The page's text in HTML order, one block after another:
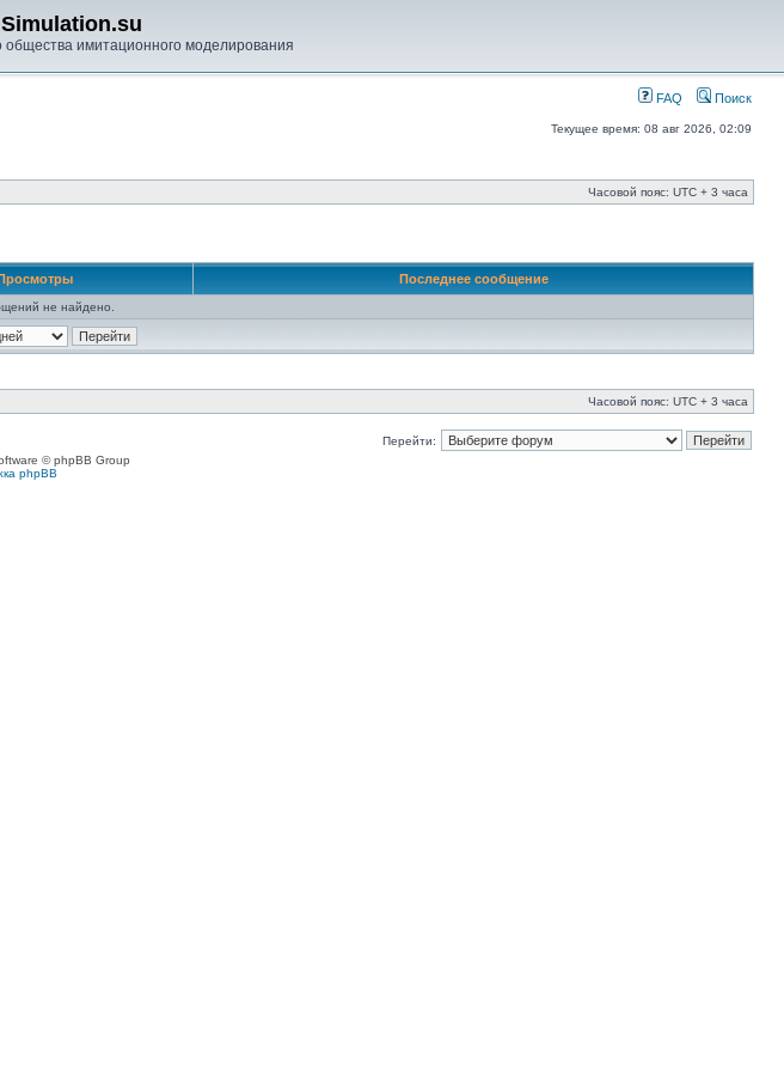
Simulation.su
имитационного моделирования
FAQ Поиск
Текущее время: 08 авг 2026, 02:09
Часовой пояс: UTC + 3 часа
Последнее сообщение
не найдено.
Часовой пояс: UTC + 3 часа
Перейти:
© phpBB Group
phpBB